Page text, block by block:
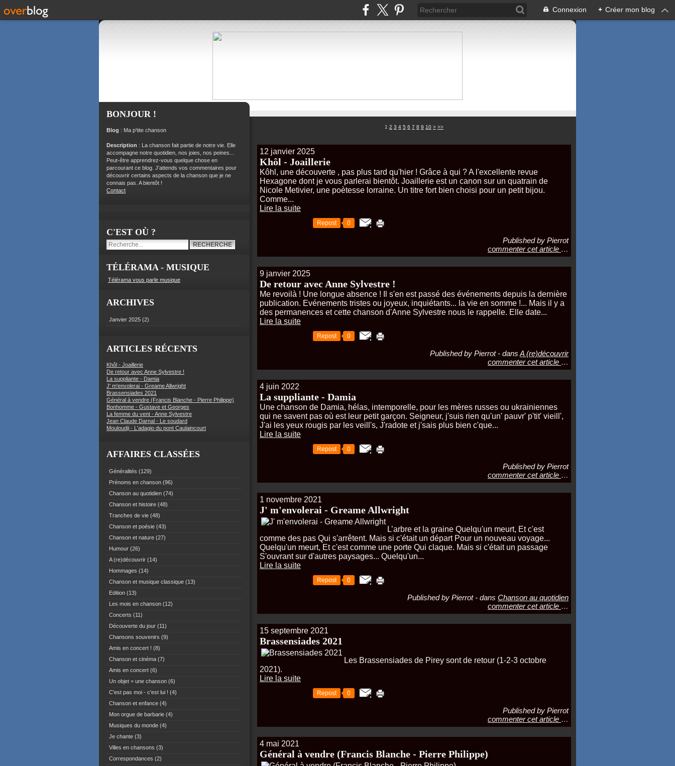
Connexion + Créer mon blog
BONJOUR !
Blog : Ma p'tite chanson
Description : La chanson fait partie de notre vie. Elle
accompagne notre quotidien, nos joies, nos peines...
Peut-être apprendrez-vous quelque chose en
parcourant ce blog. J'attends vos commentaires pour
découvrir certains aspects de la chanson que je ne
connais pas. A bientôt !
Contact
C'EST OÙ ?
TÉLÉRAMA - MUSIQUE
Télérama vous parle musique
ARCHIVES
Janvier 2025 (2)
ARTICLES RÉCENTS
Khôl - Joaillerie
De retour avec Anne Sylvestre !
La suppliante - Damia
J' m'envolerai - Greame Allwright
Brassensiades 2021
Général à vendre (Francis Blanche - Pierre Philippe)
Bonhomme - Gustave et Georges
La femme du vent - Anne Sylvestre
Jean Claude Darnal - Le soudard
Mouloudji - L'adagio du pont Caulaincourt
AFFAIRES CLASSÉES
Généralités (129)
Prénoms en chanson (96)
Chanson au quotidien (74)
Chanson et histoire (48)
Tranches de vie (48)
Chanson et poésie (43)
Chanson et nature (27)
Humour (26)
A (re)découvrir (14)
Hommages (14)
Chanson et musique classique (13)
Edition (13)
Les mois en chanson (12)
Concerts (11)
Découverte du jour (11)
Chansons souvenirs (9)
Amis en concert ! (8)
Chanson et cinéma (7)
Amis en concert (6)
Un objet = une chanson (6)
C'est pas moi - c'est lui ! (4)
Chanson et enfance (4)
Mon orgue de barbarie (4)
Musiques du monde (4)
Je chante (3)
Villes en chansons (3)
Correspondances (2)
1 2 3 4 5 6 7 8 9 10 20
30
40
50
60
70
> >>
12 janvier 2025
Khôl - Joaillerie
Kôhl, une découverte , pas plus tard qu'hier ! Grâce à qui ? A l'excellente revue
Hexagone dont je vous parlerai bientôt. Joaillerie est un canon sur un quatrain de
Nicole Metivier, une poètesse lorraine. Un titre fort bien choisi pour un petit bijou.
Comme...
Lire la suite
Repost 0
Published by Pierrot
commenter cet article …
9 janvier 2025
De retour avec Anne Sylvestre !
Me revoilà ! Une longue absence ! Il s'en est passé des événements depuis la dernière
publication. Evénements tristes ou joyeux, inquiétants... la vie en somme !... Mais il y a
des permanences et cette chanson d'Anne Sylvestre nous le rappelle. Elle date...
Lire la suite
Repost 0
Published by Pierrot - dans A (re)découvrir
commenter cet article …
4 juin 2022
La suppliante - Damia
Une chanson de Damia, hélas, intemporelle, pour les mères russes ou ukrainiennes
qui ne savent pas où est leur petit garçon. Seigneur, j'suis rien qu'un' pauvr' p'tit' vieill',
J'ai les yeux rougis par les veill's, J'radote et j'sais plus bien c'que...
Lire la suite
Repost 0
Published by Pierrot
commenter cet article …
1 novembre 2021
J' m'envolerai - Greame Allwright
L’arbre et la graine Quelqu'un meurt, Et c'est
comme des pas Qui s'arrêtent. Mais si c'était un départ Pour un nouveau voyage...
Quelqu'un meurt, Et c'est comme une porte Qui claque. Mais si c'était un passage
S'ouvrant sur d'autres paysages... Quelqu'un...
Lire la suite
Repost 0
Published by Pierrot - dans Chanson au quotidien
commenter cet article …
15 septembre 2021
Brassensiades 2021
Les Brassensiades de Pirey sont de retour (1-2-3 octobre
2021).
Lire la suite
Repost 0
Published by Pierrot
commenter cet article …
4 mai 2021
Général à vendre (Francis Blanche - Pierre Philippe)